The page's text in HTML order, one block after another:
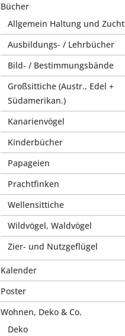
Bücher
Allgemein Haltung und Zucht
Ausbildungs- / Lehrbücher
Bild- / Bestimmungsbände
Großsittiche (Austr., Edel +
Südamerikan.)
Kanarienvögel
Kinderbücher
Papageien
Prachtfinken
Wellensittiche
Wildvögel, Waldvögel
Zier- und Nutzgeflügel
Kalender
Poster
Wohnen, Deko & Co.
Deko